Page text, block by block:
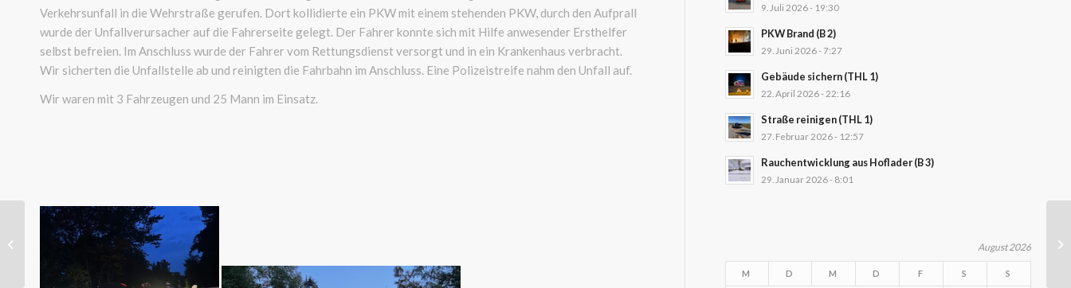
Verkehrsunfall in die Wehrstraße gerufen. Dort kollidierte ein PKW mit einem stehenden PKW, durch den Aufprall
wurde der Unfallverursacher auf die Fahrerseite gelegt. Der Fahrer konnte sich mit Hilfe anwesender Ersthelfer
selbst befreien. Im Anschluss wurde der Fahrer vom Rettungsdienst versorgt und in ein Krankenhaus verbracht.
Wir sicherten die Unfallstelle ab und reinigten die Fahrbahn im Anschluss. Eine Polizeistreife nahm den Unfall auf.
Wir waren mit 3 Fahrzeugen und 25 Mann im Einsatz.
9. Juli 2026 - 19:30
PKW Brand (B 2)
29. Juni 2026 - 7:27
Gebäude sichern (THL 1)
22. April 2026 - 22:16
Straße reinigen (THL 1)
27. Februar 2026 - 12:57
Rauchentwicklung aus Hoflader (B 3)
29. Januar 2026 - 8:01
August 2026
M D M D F S S
Verkehrsunfall